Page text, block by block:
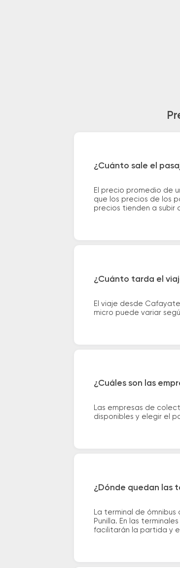
¿Cuánto sale el
El precio promedio de
que los precios de los
precios tienden a subir
¿Cuánto tarda el
El viaje desde
micro puede variar
¿Cuáles son las
Las empresas de
disponibles y elegir el
¿Dónde quedan las
La terminal de
Punilla. En las
facilitarán la partida y